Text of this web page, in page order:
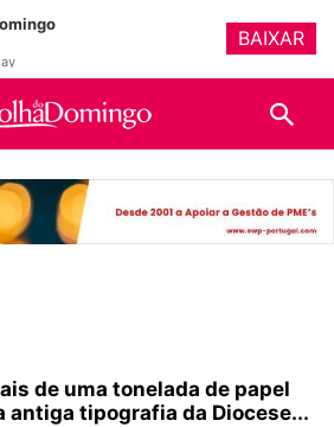
de uma tonelada de papel
antiga tipografia da Diocese...
BAIXAR